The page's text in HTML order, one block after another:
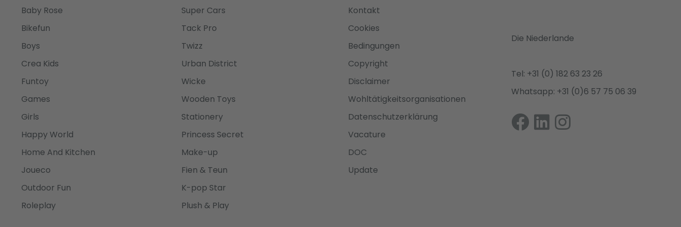
Baby Rose
Bikefun
Boys
Crea Kids
Funtoy
Games
Girls
Happy World
Home And Kitchen
Joueco
Outdoor Fun
Roleplay
Super Cars
Tack Pro
Twizz
Urban District
Wicke
Wooden Toys
Stationery
Princess Secret
Make-up
Fien & Teun
K-pop Star
Plush & Play
Kontakt
Cookies
Bedingungen
Copyright
Disclaimer
Wohltätigkeitsorganisationen
Datenschutzerklärung
Vacature
DOC
Update
Die Niederlande
Tel: +31 (0) 182 63 23 26
Whatsapp: +31 (0)6 57 75 06 39